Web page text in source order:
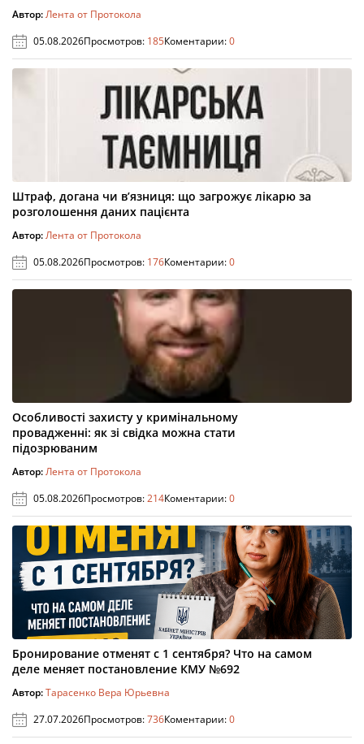
Автор:Лента от Протокола
05.08.2026Просмотров: 185Коментарии:0
Штраф, догана чи в’язниця: що загрожує лікарю за
розголошення даних пацієнта
Автор:Лента от Протокола
05.08.2026Просмотров: 176Коментарии:0
Особливості захисту у кримінальному
провадженні: як зі свідка можна стати
підозрюваним
Автор:Лента от Протокола
05.08.2026Просмотров:214Коментарии:0
Бронирование отменят с 1 сентября? Что на самом
деле меняет постановление КМУ №692
Автор:Тарасенко Вера Юрьевна
27.07.2026Просмотров:736Коментарии:0